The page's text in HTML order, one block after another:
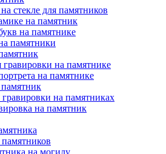
стекле для памятников
на памятник
на памятнике
памятники
на памятнике
на памятнике
на памятниках
на памятник
памятников
на могилу